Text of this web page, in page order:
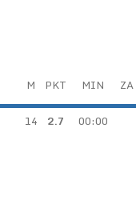
M PKT MIN
14 2.7 00:00